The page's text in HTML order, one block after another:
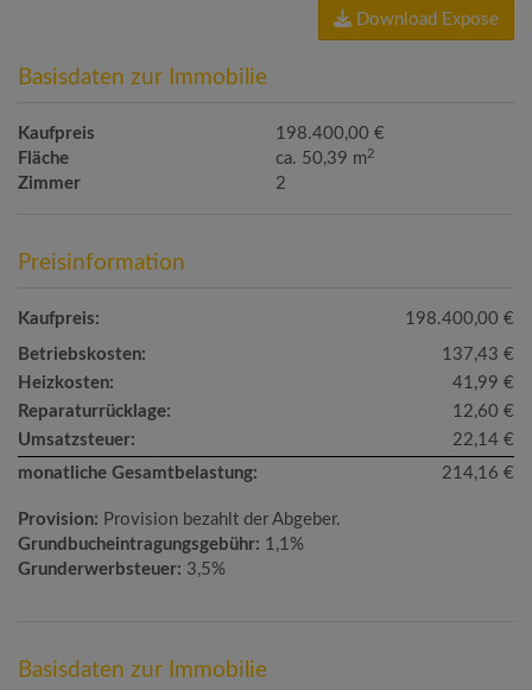
Download Expose
Basisdaten zur Immobilie
Kaufpreis
198.400,00 €
Fläche
ca. 50,39 m2
Zimmer 2
Preisinformation
Kaufpreis:
198.400,00 €
Betriebskosten:
137,43 €
Heizkosten:
41,99 €
Reparaturrücklage:
12,60 €
Umsatzsteuer:
22,14 €
monatliche Gesamtbelastung:
214,16 €
Provision: Provision bezahlt der Abgeber.
Grundbucheintragungsgebühr: 1,1%
Grunderwerbsteuer: 3,5%
Basisdaten zur Immobilie